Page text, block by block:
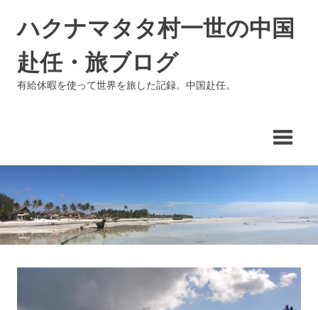
ハクナマタタ村一世の中国
赴任・旅ブログ
有給休暇を使って世界を旅した記録。中国赴任。